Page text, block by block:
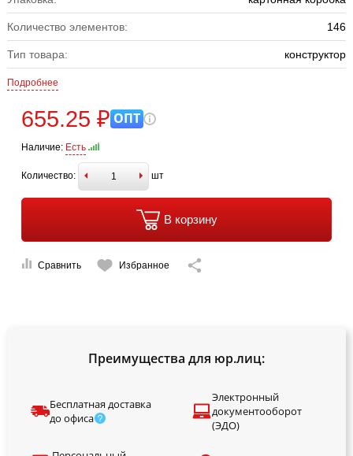
Количество элементов: 146
Тип товара: конструктор
Подробнее
655.25 ₽ ОПТ
Наличие: Есть
Количество: шт
В корзину
Сравнить Избранное
Преимущества для юр.лиц:
Бесплатная доставка
до офиса
Электронный
документооборот
(ЭДО)